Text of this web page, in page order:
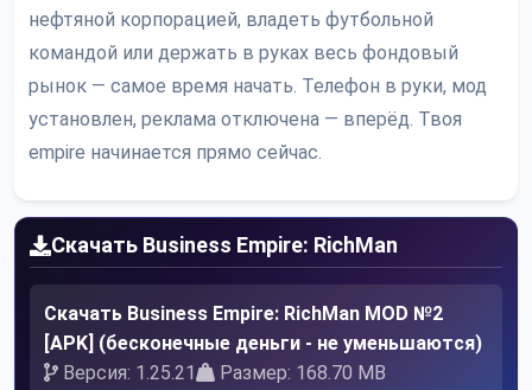
нефтяной корпорацией, владеть футбольной
командой или держать в руках весь фондовый
рынок — самое время начать. Телефон в руки, мод
установлен, реклама отключена — вперёд. Твоя
empire начинается прямо сейчас.
Скачать Business Empire: RichMan
Скачать Business Empire: RichMan MOD №2
[APK] (бесконечные деньги - не уменьшаются)
Версия: 1.25.21
Размер: 168.70 MB